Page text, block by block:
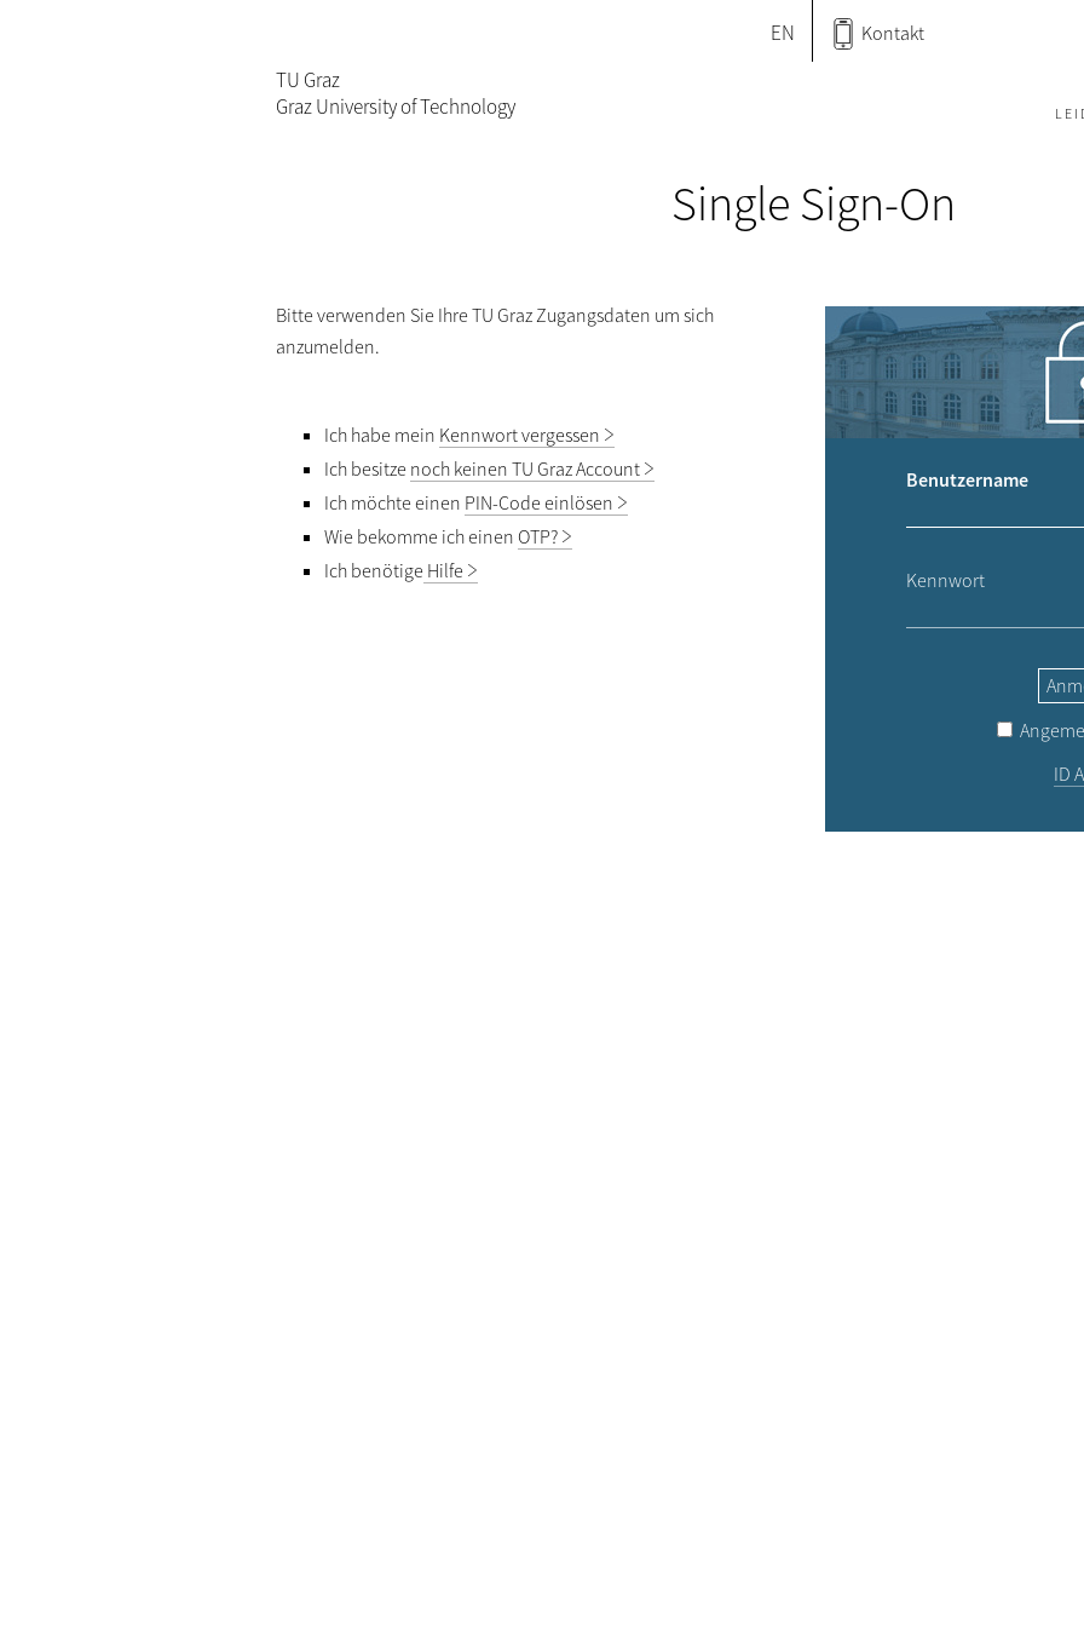
EN Kontakt
TU Graz
Graz University of Technology
Single Sign-On
Bitte verwenden Sie Ihre TU Graz Zugangsdaten um sich
anzumelden.
Ich habe mein Kennwort vergessen
Ich besitze noch keinen TU Graz Account
Ich möchte einen PIN-Code einlösen
Wie bekomme ich einen OTP?
Ich benötige Hilfe
Benutzername
Kennwort
ID